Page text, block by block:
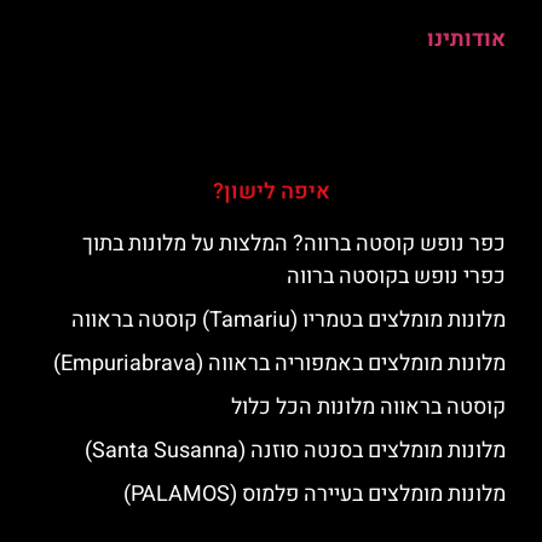
אודותינו
איפה לישון?
כפר נופש קוסטה ברווה? המלצות על מלונות בתוך
כפרי נופש בקוסטה ברווה
מלונות מומלצים בטמריו (Tamariu) קוסטה בראווה
מלונות מומלצים באמפוריה בראווה (Empuriabrava)
קוסטה בראווה מלונות הכל כלול
מלונות מומלצים בסנטה סוזנה (Santa Susanna)
מלונות מומלצים בעיירה פלמוס (PALAMOS)